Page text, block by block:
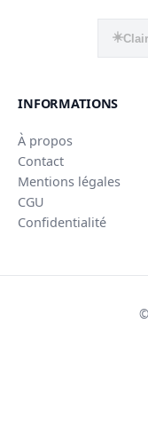
☀️Clair
INFORMATIONS
À propos
Contact
Mentions légales
CGU
Confidentialité